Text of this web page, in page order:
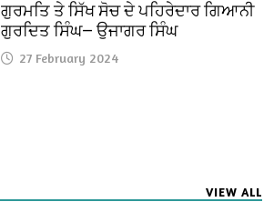
ਗੁਰਮਤਿ ਤੇ ਸਿੱਖ ਸੋਚ ਦੇ ਪਹਿਰੇਦਾਰ ਗਿਆਨੀ
ਗੁਰਦਿਤ ਸਿੰਘ— ਉਜਾਗਰ ਸਿੰਘ
27 February 2024
VIEW ALL